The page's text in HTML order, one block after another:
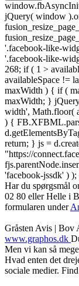
jQuery( window
'.facebook-like-
'.facebook-like-
268; if ( 1 >
availableSpace !=
maxWidth ) { if (
maxWidth; }
width', Math.floor(
) {
return; } js =
"https://
'facebook-jssdk' ) );
Har du spørgsmål
02 80 ‬eller Helle i
formularen under
Gråsten Avis | Bov
www.graphos.dk
Men vi kan så
Hvad enten det
sociale medier.